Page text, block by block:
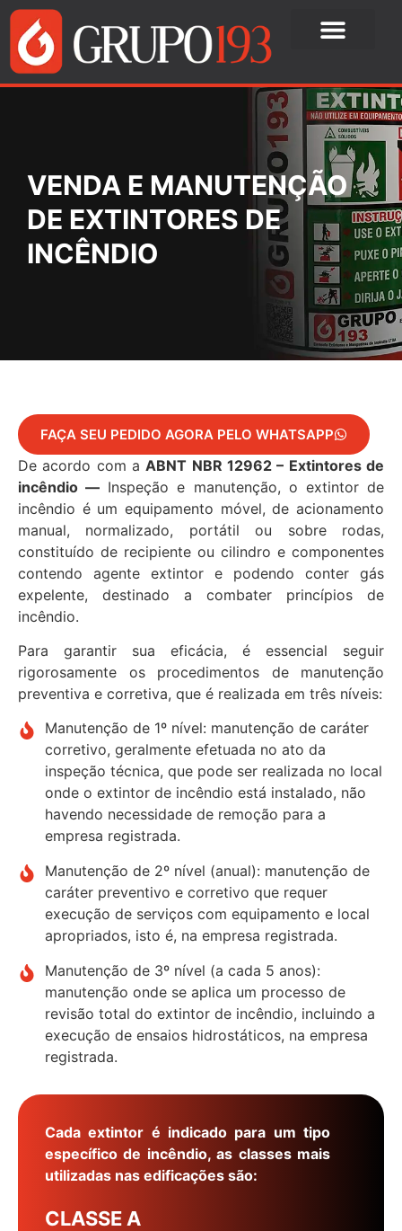
VENDA E MANUTENÇÃO
DE EXTINTORES DE
INCÊNDIO
FAÇA SEU PEDIDO AGORA PELO WHATSAPP
De acordo com aABNT NBR 12962 – Extintores de
incêndio — Inspeção e manutenção, o extintor de
incêndio é um equipamento móvel, de acionamento
manual, normalizado, portátil ou sobre rodas,
constituído de recipiente ou cilindro e componentes
contendo agente extintor e podendo conter gás
expelente, destinado a combater princípios de
incêndio.
Para garantir sua eficácia, é essencial seguir
rigorosamente os procedimentos de manutenção
preventiva e corretiva, que é realizada em três níveis:
Manutenção de 1º nível: manutenção de caráter
corretivo, geralmente efetuada no ato da
inspeção técnica, que pode ser realizada no local
onde o extintor de incêndio está instalado, não
havendo necessidade de remoção para a
empresa registrada.
Manutenção de 2º nível (anual): manutenção de
caráter preventivo e corretivo que requer
execução de serviços com equipamento e local
apropriados, isto é, na empresa registrada.
Manutenção de 3º nível (a cada 5 anos):
manutenção onde se aplica um processo de
revisão total do extintor de incêndio, incluindo a
execução de ensaios hidrostáticos, na empresa
registrada.
Cada extintor é indicado para um tipo
específico de incêndio, as classes mais
utilizadas nas edificações são:
CLASSE A